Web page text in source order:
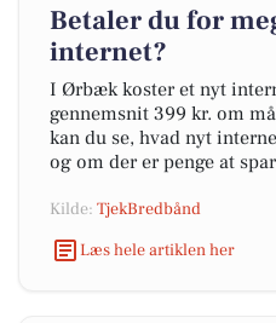
Betaler du for
internet?
I Ørbæk koster et nyt
gennemsnit 399 kr. om
kan du se, hvad nyt
og om der er penge at
Kilde: TjekBredbånd
Læs hele artiklen her